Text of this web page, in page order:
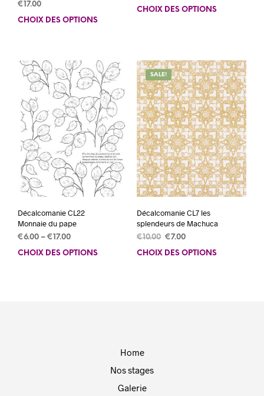
€ 17.00
CHOIX DES OPTIONS
plusieurs
variations.
Les
options
peuvent
être
choisies
sur
page
du
produit
CHOIX DES OPTIONS
Les
être
sur
la
page
du
Décalcomanie CL22
Monnaie du pape
€6.00 – €17.00
CHOIX DES OPTIONS
Ce
être
choisies
la
SALE!
Décalcomanie CL7 les
splendeurs de Machuca
€10.00 Le
prix
€7.00Le
prix
CHOIX DES OPTIONS
Home
Nos stages
Galerie